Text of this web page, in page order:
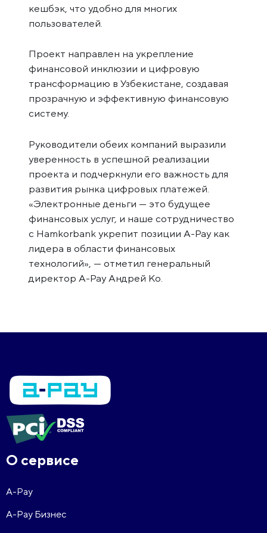
кешбэк, что удобно для многих
пользователей.
Проект направлен на укрепление
финансовой инклюзии и цифровую
трансформацию в Узбекистане, создавая
прозрачную и эффективную финансовую
систему.
Руководители обеих компаний выразили
уверенность в успешной реализации
проекта и подчеркнули его важность для
развития рынка цифровых платежей.
«Электронные деньги — это будущее
финансовых услуг, и наше сотрудничество
с Hamkorbank укрепит позиции A-Pay как
лидера в области финансовых
технологий», — отметил генеральный
директор A-Pay Андрей Ко.
О сервисе
A-Pay
A-Pay Бизнес